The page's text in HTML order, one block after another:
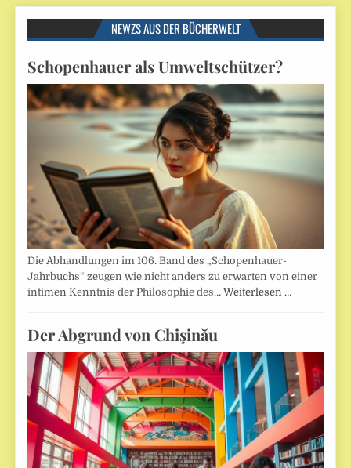
NEWZS AUS DER BÜCHERWELT
Schopenhauer als Umweltschützer?
Die Abhandlungen im 106. Band des „Schopenhauer-
Jahrbuchs“ zeugen wie nicht anders zu erwarten von einer
intimen Kenntnis der Philosophie des…Weiterlesen …
Der Abgrund von Chişinău